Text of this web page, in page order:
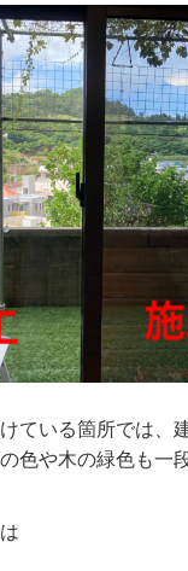
ている箇所では、
色や木の緑色も一